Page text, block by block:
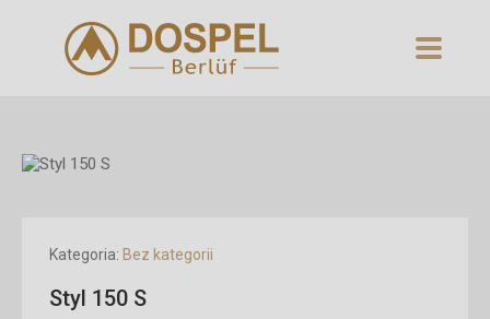
Kategoria: Bez kategorii
Styl 150 S